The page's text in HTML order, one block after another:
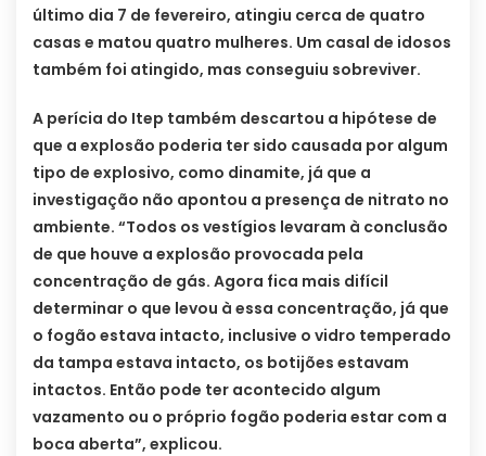
último dia 7 de fevereiro, atingiu cerca de quatro
casas e matou quatro mulheres. Um casal de idosos
também foi atingido, mas conseguiu sobreviver.
A perícia do Itep também descartou a hipótese de
que a explosão poderia ter sido causada por algum
tipo de explosivo, como dinamite, já que a
investigação não apontou a presença de nitrato no
ambiente. “Todos os vestígios levaram à conclusão
de que houve a explosão provocada pela
concentração de gás. Agora fica mais difícil
determinar o que levou à essa concentração, já que
o fogão estava intacto, inclusive o vidro temperado
da tampa estava intacto, os botijões estavam
intactos. Então pode ter acontecido algum
vazamento ou o próprio fogão poderia estar com a
boca aberta”, explicou.